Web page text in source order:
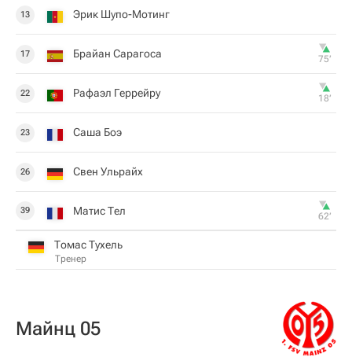
13 Эрик Шупо-Мотинг
17 Брайан Сарагоса 75‎’‎
22 Рафаэл Геррейру 18‎’‎
23 Саша Боэ
26 Свен Ульрайх
39 Матис Тел 62‎’‎
Томас Тухель
Тренер
Майнц 05